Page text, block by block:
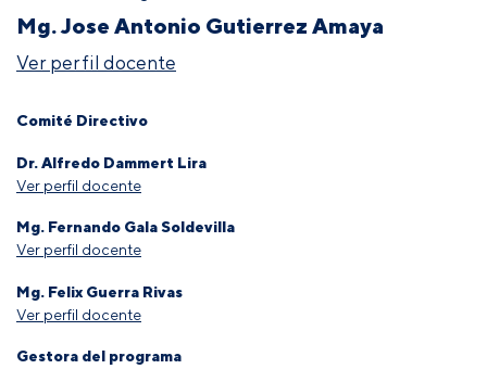
Mg. Jose Antonio Gutierrez Amaya
Ver perfil docente
Comité Directivo
Dr. Alfredo Dammert Lira
Ver perfil docente
Mg. Fernando Gala Soldevilla
Ver perfil docente
Mg. Felix Guerra Rivas
Ver perfil docente
Gestora del programa